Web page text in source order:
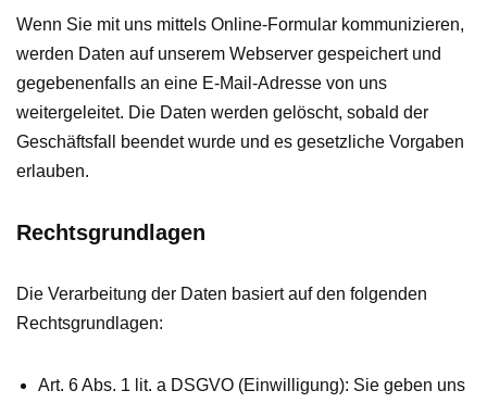
Wenn Sie mit uns mittels Online-Formular kommunizieren,
werden Daten auf unserem Webserver gespeichert und
gegebenenfalls an eine E-Mail-Adresse von uns
weitergeleitet. Die Daten werden gelöscht, sobald der
Geschäftsfall beendet wurde und es gesetzliche Vorgaben
erlauben.
Rechtsgrundlagen
Die Verarbeitung der Daten basiert auf den folgenden
Rechtsgrundlagen:
Art. 6 Abs. 1 lit. a DSGVO (Einwilligung): Sie geben uns